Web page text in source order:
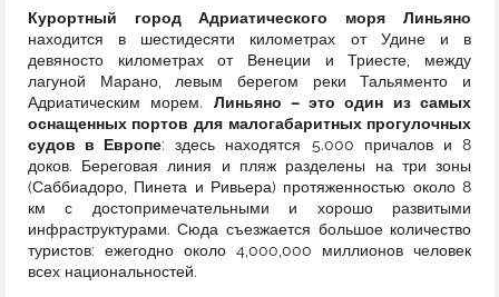
Курортный город Адриатического моря Линьяно
находится в шестидесяти километрах от Удине и в
девяносто километрах от Венеции и Триесте, между
лагуной Марано, левым берегом реки Тальяменто и
Адриатическим морем. Линьяно – это один из самых
оснащенных портов для малогабаритных прогулочных
судов в Европе: здесь находятся 5.000 причалов и 8
доков. Береговая линия и пляж разделены на три зоны
(Саббиадоро, Пинета и Ривьера) протяженностью около 8
км с достопримечательными и хорошо развитыми
инфраструктурами. Сюда съезжается большое количество
туристов: ежегодно около 4,000,000 миллионов человек
всех национальностей.